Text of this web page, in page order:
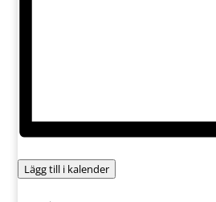
Lägg till i kalender